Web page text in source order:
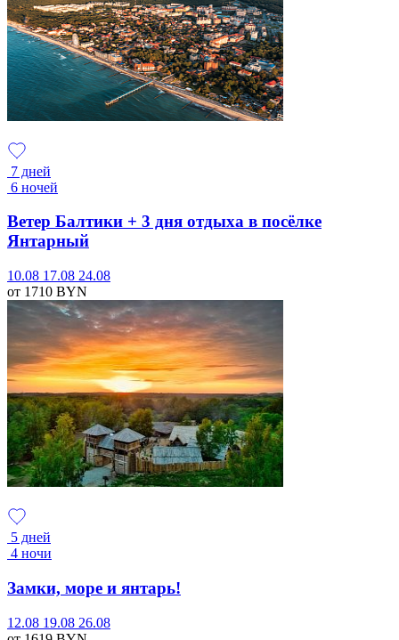
7 дней
6 ночей
Ветер Балтики + 3 дня отдыха в посёлке
Янтарный
10.08 17.08 24.08
от 1710 BYN
5 дней
4 ночи
Замки, море и янтарь!
12.08 19.08 26.08